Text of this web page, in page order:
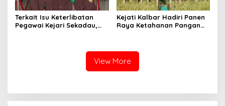
Terkait Isu Keterlibatan
Pegawai Kejari Sekadau,
Kejati Kalbar Hadiri Panen
Raya Ketahanan Pangan
View More